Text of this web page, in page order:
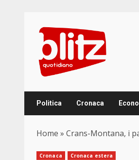
content
Politica Cronaca
Home » Crans-Montana, i
Cronaca Cronaca estera